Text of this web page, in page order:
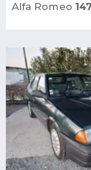
Alfa Romeo